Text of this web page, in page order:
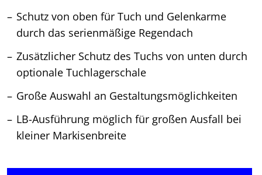
Schutz von oben für Tuch und Gelenkarme
durch das serienmäßige Regendach
Zusätzlicher Schutz des Tuchs von unten durch
optionale Tuchlagerschale
Große Auswahl an Gestaltungsmöglichkeiten
LB-Ausführung möglich für großen Ausfall bei
kleiner Markisenbreite